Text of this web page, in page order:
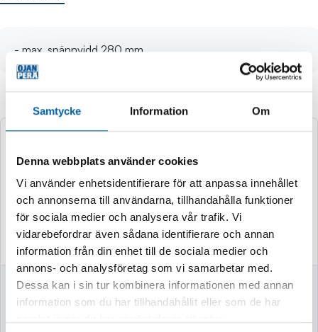
Samtycke Information Om
Denna webbplats använder cookies
Vi använder enhetsidentifierare för att anpassa innehållet
och annonserna till användarna, tillhandahålla funktioner
för sociala medier och analysera vår trafik. Vi
vidarebefordrar även sådana identifierare och annan
information från din enhet till de sociala medier och
annons- och analysföretag som vi samarbetar med.
Dessa kan i sin tur kombinera informationen med annan
information som du har tillhandahållit eller som de har
- max. spännvidd 280 mm
VASSKLIPPARE
VEDKLYV 7TON
52CM MED STATIV